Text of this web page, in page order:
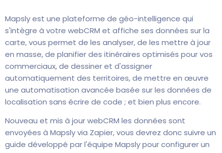
Mapsly est une plateforme de géo-intelligence qui
s'intègre à votre webCRM et affiche ses données sur la
carte, vous permet de les analyser, de les mettre à jour
en masse, de planifier des itinéraires optimisés pour vos
commerciaux, de dessiner et d'assigner
automatiquement des territoires, de mettre en œuvre
une automatisation avancée basée sur les données de
localisation sans écrire de code ; et bien plus encore.
Nouveau et mis à jour webCRM les données sont
envoyées à Mapsly via Zapier, vous devrez donc suivre un
guide développé par l'équipe Mapsly pour configurer un